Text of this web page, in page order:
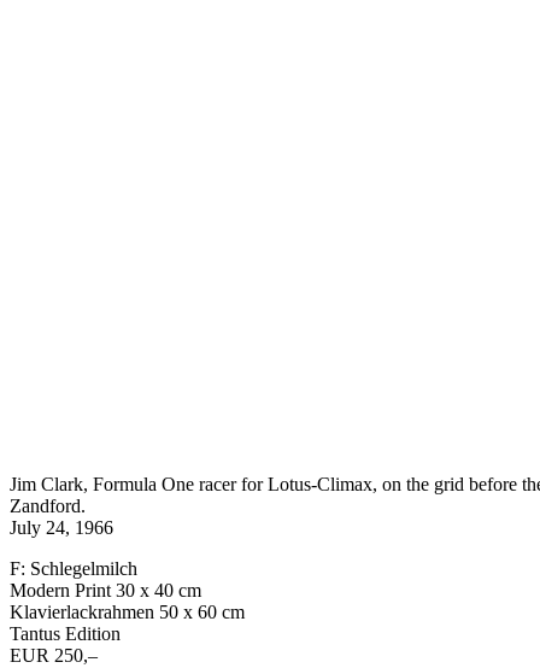
Jim Clark, Formula One racer for Lotus-Climax, on the grid before
Zandford.
July 24, 1966
F: Schlegelmilch
Modern Print 30 x 40 cm
Klavierlackrahmen 50 x 60 cm
Tantus Edition
EUR 250,–